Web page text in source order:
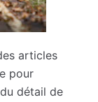
articles
pour
détail de